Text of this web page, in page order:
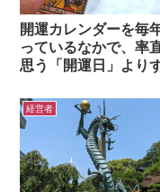
開運カレンダーを毎
っているなかで、率
思う「開運日」より
経営者